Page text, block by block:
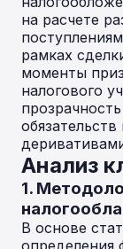
на расчете
рамках
моменты
налогового
Анализ
1.
В основе
определения